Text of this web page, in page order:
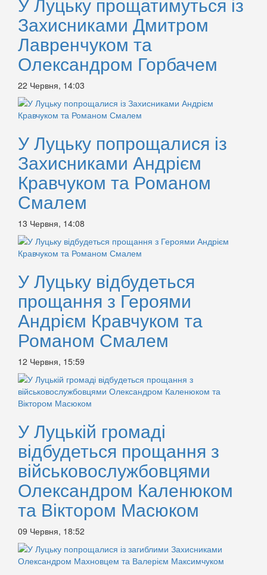
Захисниками Дмитром
Лавренчуком та
Олександром Горбачем
22 Червня, 14:03
У Луцьку попрощалися із
Захисниками Андрієм
Кравчуком та Романом
Смалем
13 Червня, 14:08
У Луцьку відбудеться
прощання з Героями
Андрієм Кравчуком та
Романом Смалем
12 Червня, 15:59
У Луцькій громаді
відбудеться прощання з
військовослужбовцями
Олександром Каленюком
та Віктором Масюком
09 Червня, 18:52